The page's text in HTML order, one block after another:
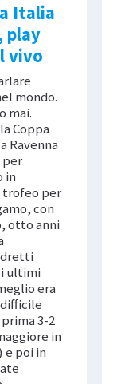
Italia
play
vivo
mondo.
mai.
Coppa
Ravenna
per
in
trofeo per
con
otto anni
ultimi
era
3-2
in
e poi in